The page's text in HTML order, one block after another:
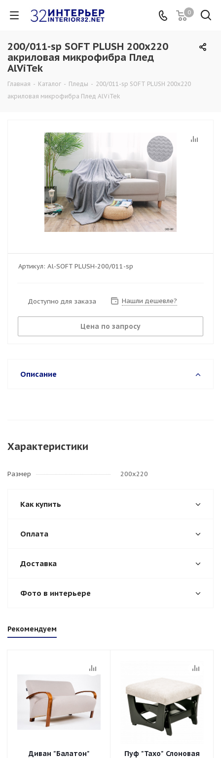
0
200/011-sp SOFT PLUSH 200х220
акриловая микрофибра Плед
AlViTek
Главная - Каталог - Пледы - 200/011-sp SOFT PLUSH 200х220
акриловая микрофибра Плед AlViTek
Артикул: Al-SOFT PLUSH-200/011-sp
Доступно для заказа Нашли дешевле?
Цена по запросу
Описание
Характеристики
Размер 200х220
Как купить
Оплата
Доставка
Фото в интерьере
Рекомендуем
Диван "Балатон"
Пуф "Тахо" Слоновая